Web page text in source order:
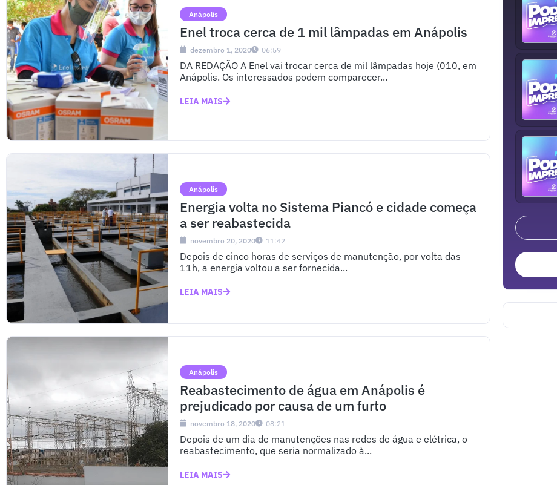
Anápolis
Enel troca cerca de 1 mil lâmpadas em Anápolis
dezembro 1, 2020 06:59
DA REDAÇÃO A Enel vai trocar cerca de mil lâmpadas hoje (010, em
Anápolis. Os interessados podem comparecer...
LEIA MAIS
Anápolis
Energia volta no Sistema Piancó e cidade começa
a ser reabastecida
novembro 20, 2020 11:42
Depois de cinco horas de serviços de manutenção, por volta das
11h, a energia voltou a ser fornecida...
LEIA MAIS
Anápolis
Reabastecimento de água em Anápolis é
prejudicado por causa de um furto
novembro 18, 2020 08:21
Depois de um dia de manutenções nas redes de água e elétrica, o
reabastecimento, que seria normalizado à...
LEIA MAIS